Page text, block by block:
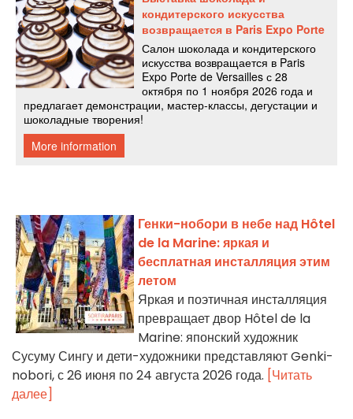
Генки-нобори в небе над Hôtel
de la Marine: яркая и
бесплатная инсталляция этим
летом
Яркая и поэтичная инсталляция
превращает двор Hôtel de la
Marine: японский художник
Сусуму Сингу и дети-художники представляют Genki-
nobori, с 26 июня по 24 августа 2026 года. [Читать
далее]